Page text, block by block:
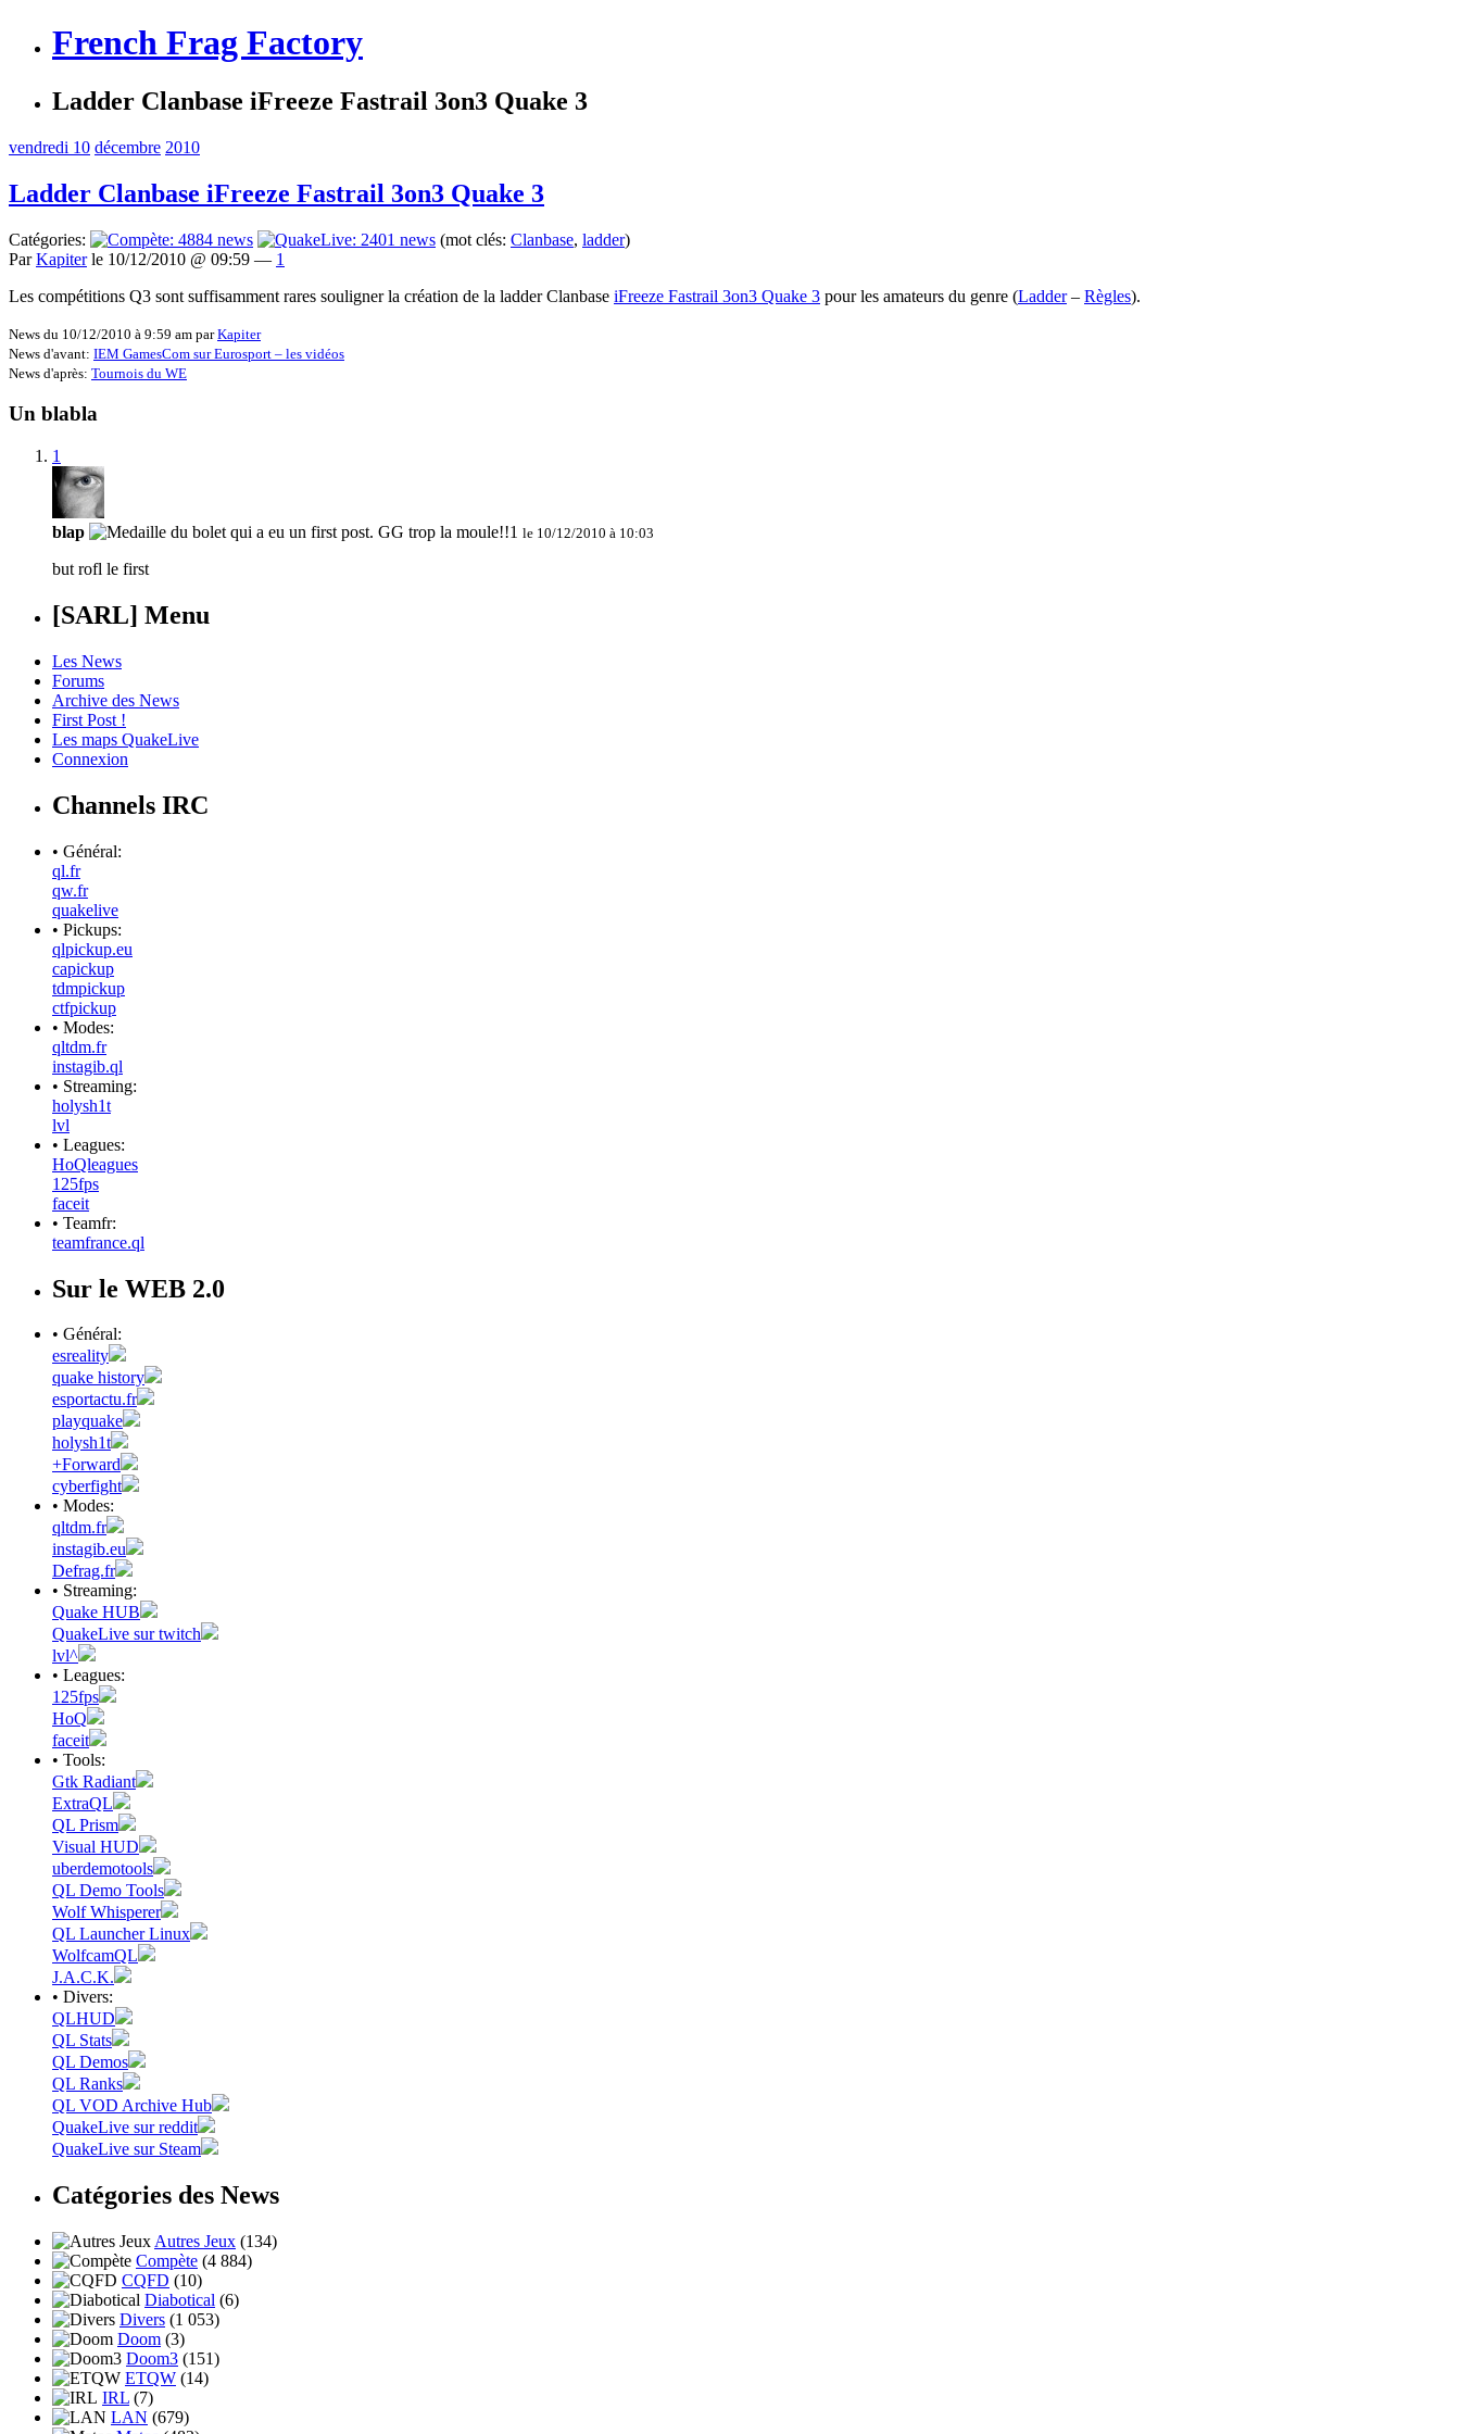
French Frag Factory
Ladder Clanbase iFreeze Fastrail 3on3 Quake 3
vendredi 10 décembre 2010
Ladder Clanbase iFreeze Fastrail 3on3 Quake 3
Catégories: (mot clés: Clanbase, ladder)
ParKapiterle 10/12/2010 @ 09:59 — 1
Les compétitions Q3 sont suffisamment rares souligner la création de la ladder Clanbase iFreeze Fastrail 3on3 Quake 3 pour les amateurs du genre (Ladder– Règles).
News du 10/12/2010 à 9:59 am parKapiter
News d'avant: IEM GamesCom sur Eurosport – les vidéos
News d'après: Tournois du WE
Un blabla
1
blap le 10/12/2010 à 10:03
but rofl le first
[SARL] Menu
Les News
Forums
Archive des News
First Post !
Les maps QuakeLive
Connexion
Channels IRC
• Général:
ql.fr
qw.fr
quakelive
• Pickups:
qlpickup.eu
capickup
tdmpickup
ctfpickup
• Modes:
qltdm.fr
instagib.ql
• Streaming:
holysh1t
lvl
• Leagues:
HoQleagues
125fps
faceit
• Teamfr:
teamfrance.ql
Sur le WEB 2.0
• Général:
esreality
quake history
esportactu.fr
playquake
holysh1t
+Forward
cyberfight
• Modes:
qltdm.fr
instagib.eu
Defrag.fr
• Streaming:
Quake HUB
QuakeLive sur twitch
lvl^
• Leagues:
125fps
HoQ
faceit
• Tools:
Gtk Radiant
ExtraQL
QL Prism
Visual HUD
uberdemotools
QL Demo Tools
Wolf Whisperer
QL Launcher Linux
WolfcamQL
J.A.C.K.
• Divers:
QLHUD
QL Stats
QL Demos
QL Ranks
QL VOD Archive Hub
QuakeLive sur reddit
QuakeLive sur Steam
Catégories des News
Autres Jeux (134)
Compète (4 884)
CQFD (10)
Diabotical (6)
Divers (1 053)
Doom (3)
Doom3 (151)
ETQW (14)
IRL (7)
LAN (679)